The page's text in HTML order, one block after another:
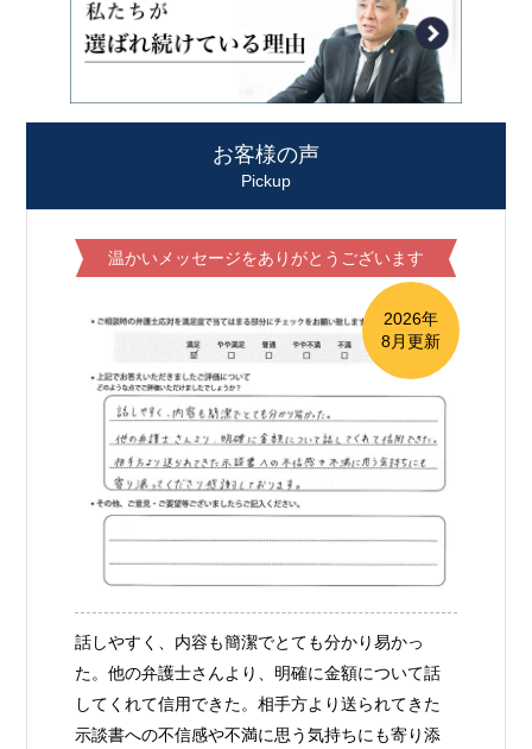
お客様の声
Pickup
温かいメッセージをありがとうございます
2026年
8月更新
話しやすく、内容も簡潔でとても分かり易かっ
た。他の弁護士さんより、明確に金額について話
してくれて信用できた。相手方より送られてきた
示談書への不信感や不満に思う気持ちにも寄り添